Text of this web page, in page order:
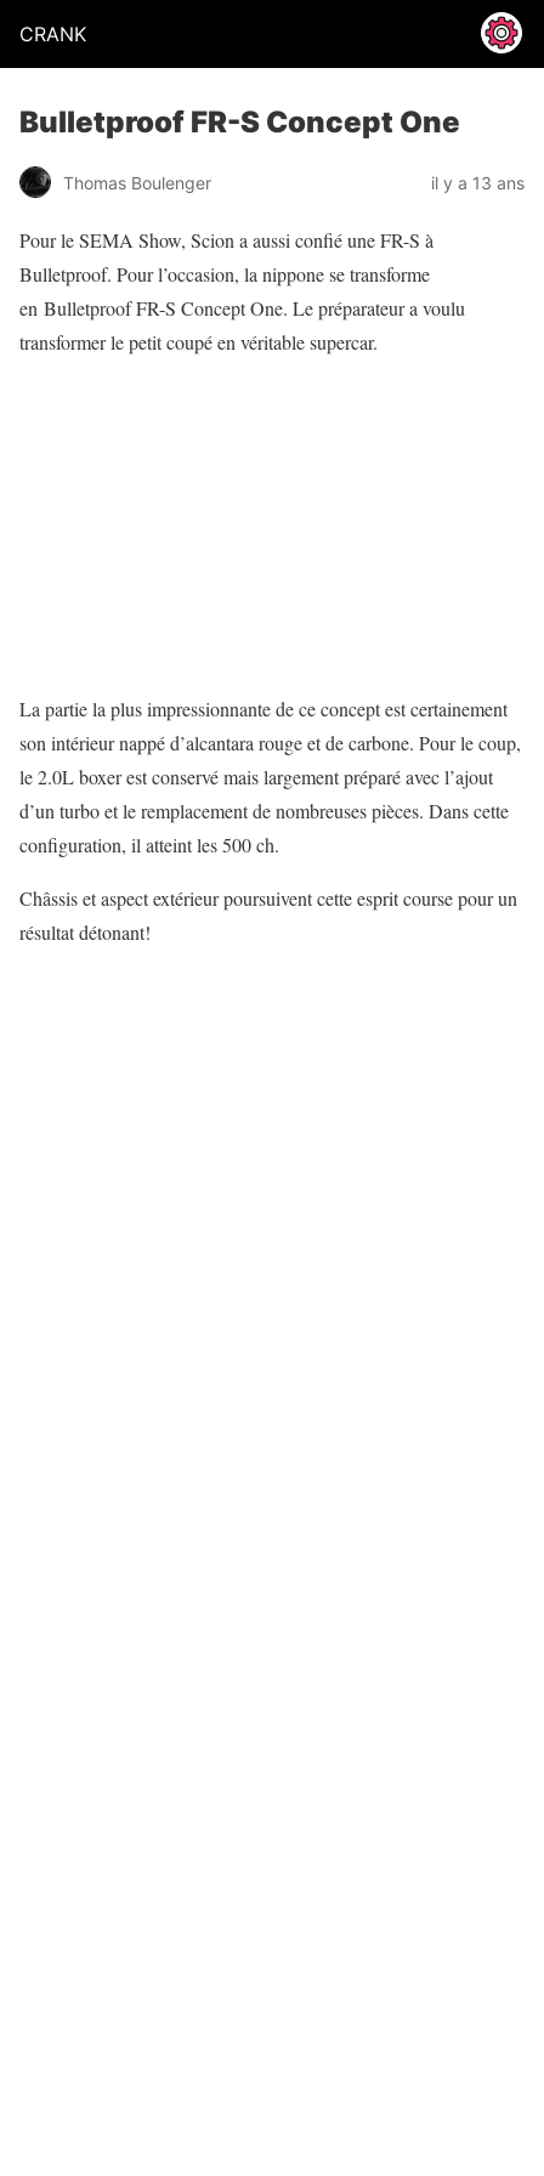
CRANK
Bulletproof FR-S Concept One
Thomas Boulenger il y a 13 ans
Pour le SEMA Show, Scion a aussi confié une FR-S à
Bulletproof. Pour l’occasion, la nippone se transforme
en Bulletproof FR-S Concept One. Le préparateur a voulu
transformer le petit coupé en véritable supercar.
La partie la plus impressionnante de ce concept est certainement
son intérieur nappé d’alcantara rouge et de carbone. Pour le coup,
le 2.0L boxer est conservé mais largement préparé avec l’ajout
d’un turbo et le remplacement de nombreuses pièces. Dans cette
configuration, il atteint les 500 ch.
Châssis et aspect extérieur poursuivent cette esprit course pour un
résultat détonant!